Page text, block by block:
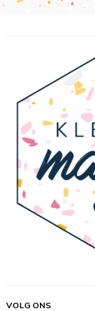
VOLG ONS